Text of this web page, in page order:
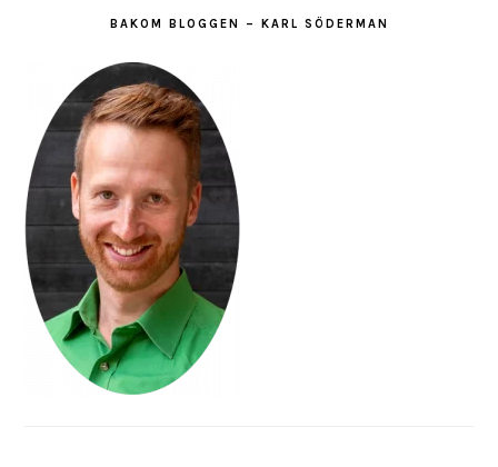
BAKOM BLOGGEN – KARL SÖDERMAN